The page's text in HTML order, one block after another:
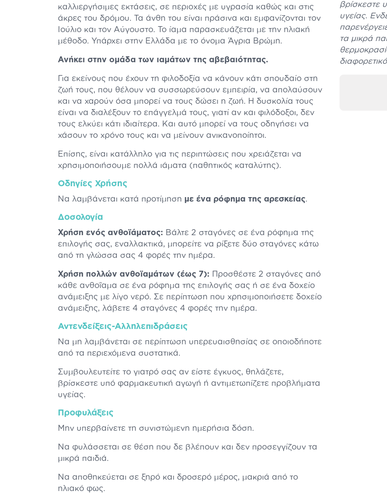
καλλιεργήσιμες εκτάσεις, σε περιοχές με υγρασία καθώς και στις
άκρες του δρόμου. Τα άνθη του είναι πράσινα και εμφανίζονται τον
Ιούλιο και τον Αύγουστο. Το ίαμα παρασκευάζεται με την ηλιακή
μέθοδο. Υπάρχει στην Ελλάδα με το όνομα Άγρια Βρώμη.
Ανήκει στην ομάδα των ιαμάτων της αβεβαιότητας.
Για εκείνους που έχουν τη φιλοδοξία να κάνουν κάτι σπουδαίο στη
ζωή τους, που θέλουν να συσσωρεύσουν εμπειρία, να απολαύσουν
και να χαρούν όσα μπορεί να τους δώσει η ζωή. Η δυσκολία τους
είναι να διαλέξουν το επάγγελμά τους, γιατί αν και φιλόδοξοι, δεν
τους ελκύει κάτι ιδιαίτερα. Και αυτό μπορεί να τους οδηγήσει να
χάσουν το χρόνο τους και να μείνουν ανικανοποίητοι.
Επίσης, είναι κατάλληλο για τις περιπτώσεις που χρειάζεται να
χρησιμοποιήσουμε πολλά ιάματα (παθητικός καταλύτης).
Οδηγίες Χρήσης
Να λαμβάνεται κατά προτίμηση με ένα ρόφημα της αρεσκείας.
Δοσολογία
Χρήση ενός ανθοϊάματος: Βάλτε 2 σταγόνες σε ένα ρόφημα της
επιλογής σας, εναλλακτικά, μπορείτε να ρίξετε δύο σταγόνες κάτω
από τη γλώσσα σας 4 φορές την ημέρα.
Χρήση πολλών ανθοϊαμάτων (έως 7): Προσθέστε 2 σταγόνες από
κάθε ανθοΐαμα σε ένα ρόφημα της επιλογής σας ή σε ένα δοχείο
ανάμειξης με λίγο νερό. Σε περίπτωση που χρησιμοποιήσετε δοχείο
ανάμειξης, λάβετε 4 σταγόνες 4 φορές την ημέρα.
Αντενδείξεις-Αλληλεπιδράσεις
Να μη λαμβάνεται σε περίπτωση υπερευαισθησίας σε οποιοδήποτε
από τα περιεχόμενα συστατικά.
Συμβουλευτείτε το γιατρό σας αν είστε έγκυος, θηλάζετε,
βρίσκεστε υπό φαρμακευτική αγωγή ή αντιμετωπίζετε προβλήματα
υγείας.
Προφυλάξεις
Μην υπερβαίνετε τη συνιστώμενη ημερήσια δόση.
Να φυλάσσεται σε θέση που δε βλέπουν και δεν προσεγγίζουν τα
μικρά παιδιά.
Να αποθηκεύεται σε ξηρό και δροσερό μέρος, μακριά από το
ηλιακό φως.
βρίσκεστε
υγείας.
τα μικρά